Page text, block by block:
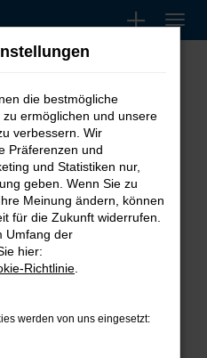
CUPRA Formentor kaufen, leasen,
für
die bestmögliche
ermöglichen und unsere
verbessern. Wir
Präferenzen und
und Statistiken nur,
geben. Wenn Sie zu
Meinung ändern, können
für die Zukunft widerrufen.
Umfang der
hier:
Richtlinie
werden von uns eingesetzt: